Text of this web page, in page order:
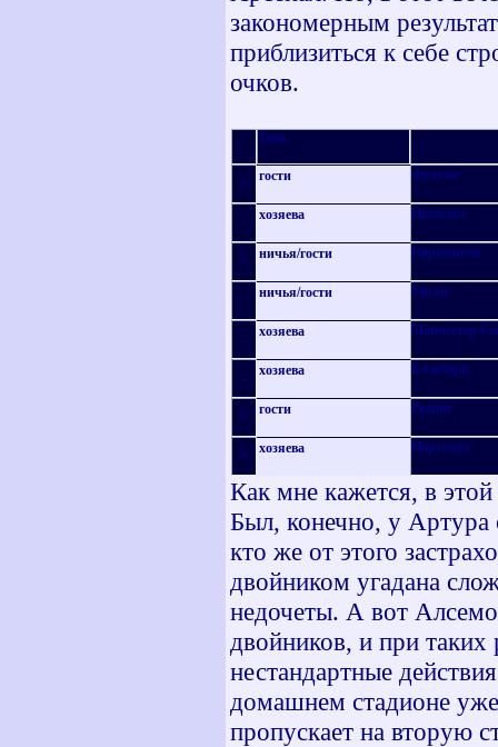
закономерным
приблизиться к себе
очков.
Томь
+ гости Фулхэм
- хозяева Ньюкасл
+ ничья/гости Бирмингем
ничья/гости Уиган
- хозяева Манчестер
- хозяева Блэкберн
+ гости Рединг
+ хозяева Портсмут
Как мне кажется, в этой
Был, конечно, у
кто же от этого
двойником угадана
недочеты. А вот Алсемо
двойников, и при таких
нестандартные
домашнем стадионе
пропускает на вторую